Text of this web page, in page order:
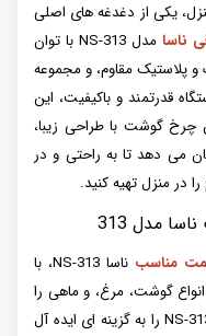
یکی از دغدغه های اصلی
ناسا
مدل NS-313 با توان
و پلاستیک مقاوم، و مجموعه
قدرتمند و باکیفیت، این
چرخ گوشت با طراحی زیبا،
می دهد تا به راحتی و در
در منزل تهیه کنید.
مدل 313
مناسب
ناسا NS-313، با
گوشت، مرغ، و ماهی را
به آسانی فراهم می سازد. این توانایی بالا، NS-313 را به گزینه ای ایده آل